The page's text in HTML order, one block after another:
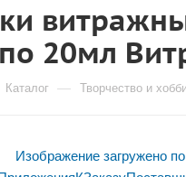
20мл
Каталог — Творчество и